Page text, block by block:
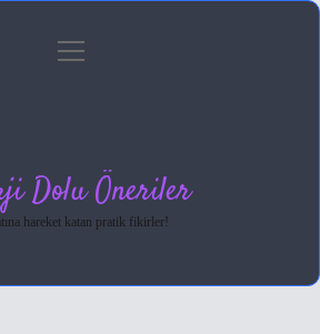
Gizlilik Politikası
menüyü
Dolu Öneriler
hareket katan pratik fikirler!